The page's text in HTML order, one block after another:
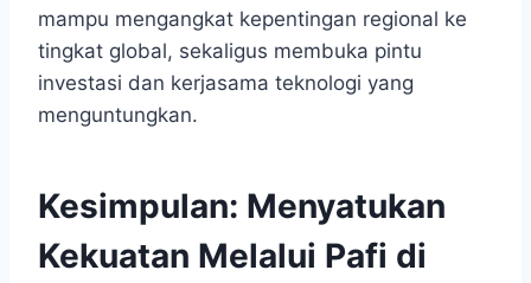
mampu mengangkat kepentingan regional ke
tingkat global, sekaligus membuka pintu
investasi dan kerjasama teknologi yang
menguntungkan.
Kesimpulan: Menyatukan
Kekuatan Melalui Pafi di